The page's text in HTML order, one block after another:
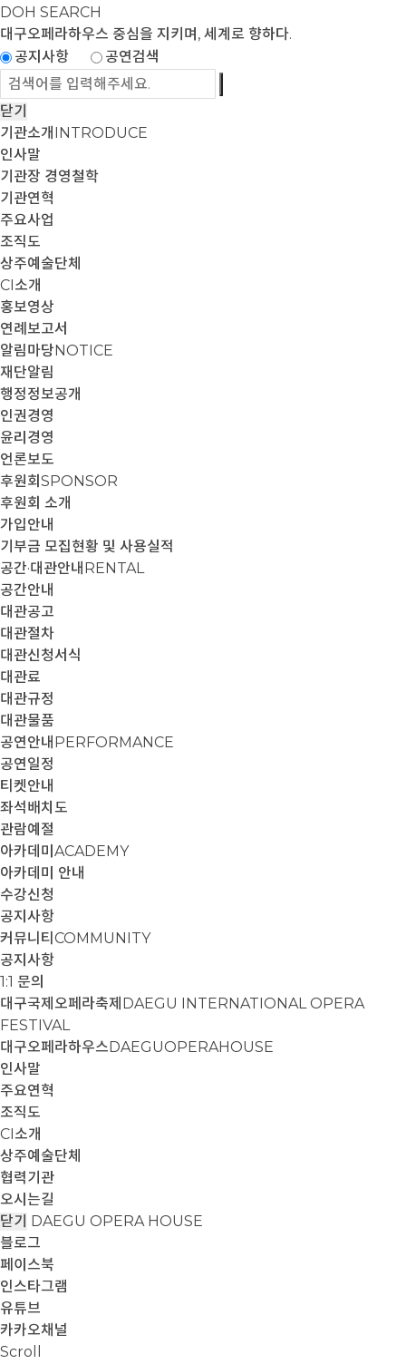
DOH SEARCH
대구오페라하우스 중심을 지키며, 세계로 향하다.
공지사항
공연검색
닫기
기관소개 INTRODUCE
인사말
기관장 경영철학
기관연혁
주요사업
조직도
상주예술단체
CI소개
홍보영상
연례보고서
알림마당NOTICE
재단알림
행정정보공개
인권경영
윤리경영
언론보도
후원회 SPONSOR
후원회 소개
가입안내
기부금 모집현황 및 사용실적
공간·대관안내 RENTAL
공간안내
대관공고
대관절차
대관신청서식
대관료
대관규정
대관물품
공연안내 PERFORMANCE
공연일정
티켓안내
좌석배치도
관람예절
아카데미 ACADEMY
아카데미 안내
수강신청
공지사항
커뮤니티 COMMUNITY
공지사항
1:1 문의
대구국제오페라축제 DAEGU INTERNATIONAL OPERA
FESTIVAL
대구오페라하우스DAEGUOPERAHOUSE
인사말
주요연혁
조직도
CI소개
상주예술단체
협력기관
오시는길
닫기 DAEGU OPERA HOUSE
블로그
페이스북
인스타그램
유튜브
카카오채널
Scroll